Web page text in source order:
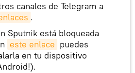
canales de Telegram a
.
Sputnik está bloqueada
este enlace puedes
en tu dispositivo